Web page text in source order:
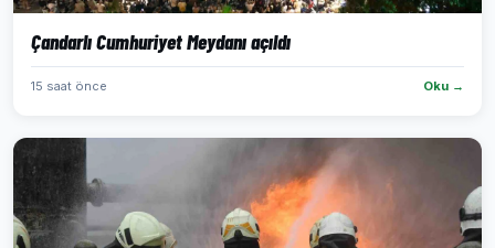
Çandarlı Cumhuriyet Meydanı açıldı
15 saat önce Oku →